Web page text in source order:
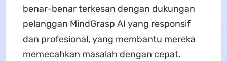
benar-benar terkesan dengan dukungan
pelanggan MindGrasp AI yang responsif
dan profesional, yang membantu mereka
memecahkan masalah dengan cepat.